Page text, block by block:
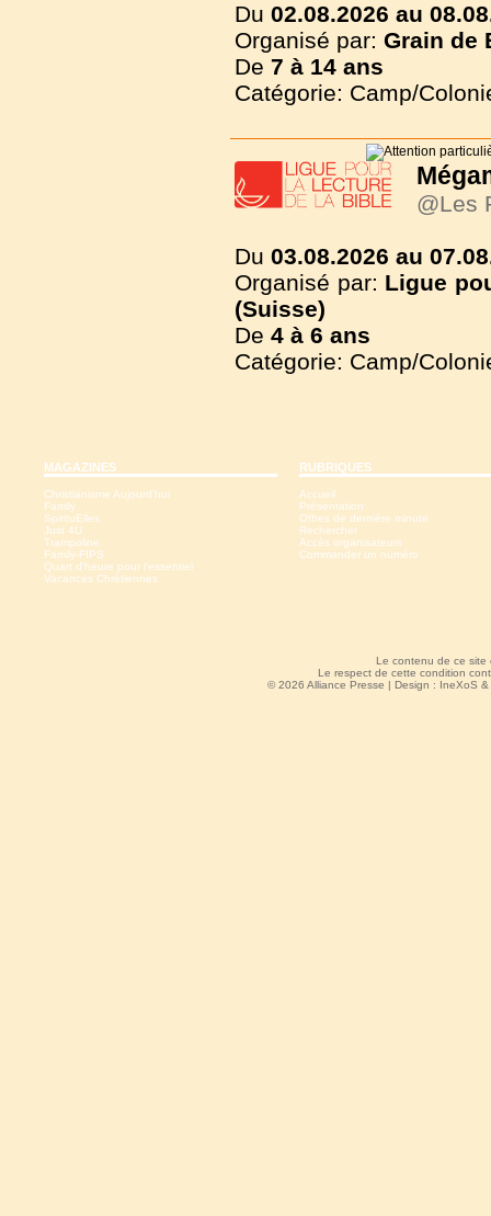
Du 02.08.2026 au
Organisé par: Grain de
De 7 à 14 ans
Catégorie: Camp/
@Les
Du 03.08.2026 au
Organisé par: Ligue
(Suisse)
De 4 à 6 ans
Catégorie: Camp/
MAGAZINES
Christianisme Aujourd'hui
Family
SpirituElles
Just 4U
Trampoline
Family-FIPS
Quart d'heure pour l'essentiel
Vacances Chrétiennes
RUBRIQUES
Accueil
Présentation
Offres de dernière minute
Rechercher
Accès organisateurs
Commander un numéro
Le contenu de ce site
Le respect de cette condition
© 2026 Alliance Presse | Design : IneXoS &